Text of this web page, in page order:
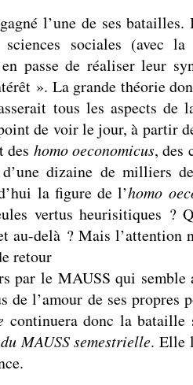
l’une de ses
sociales (avec
passe de réaliser leur
». La grande théorie
tous les aspects de
de voir le jour, à partir
des homo oeconomicus, des
dizaine de milliers
la figure de l’homo
vertus heurisitiques ?
au-delà ? Mais l’attention
retour
par le MAUSS qui
de l’amour de ses propres
continuera donc la
MAUSS semestrielle. Elle